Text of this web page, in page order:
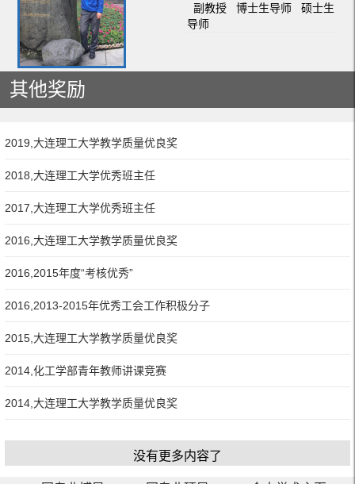
副教授 博士生导师 硕士生
导师
其他奖励
2019,大连理工大学教学质量优良奖
2018,大连理工大学优秀班主任
2017,大连理工大学优秀班主任
2016,大连理工大学教学质量优良奖
2016,2015年度“考核优秀”
2016,2013-2015年优秀工会工作积极分子
2015,大连理工大学教学质量优良奖
2014,化工学部青年教师讲课竞赛
2014,大连理工大学教学质量优良奖
没有更多内容了